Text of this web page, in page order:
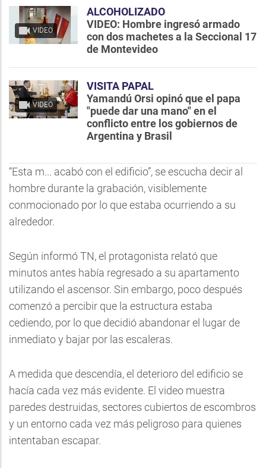
VIDEO
ALCOHOLIZADO
VIDEO: Hombre ingresó armado
con dos machetes a la Seccional 17
de Montevideo
VIDEO
VISITA PAPAL
Yamandú Orsi opinó que el papa
"puede dar una mano" en el
conflicto entre los gobiernos de
Argentina y Brasil
“Esta m... acabó con el edificio”, se escucha decir al
hombre durante la grabación, visiblemente
conmocionado por lo que estaba ocurriendo a su
alrededor.
Según informó TN, el protagonista relató que
minutos antes había regresado a su apartamento
utilizando el ascensor. Sin embargo, poco después
comenzó a percibir que la estructura estaba
cediendo, por lo que decidió abandonar el lugar de
inmediato y bajar por las escaleras.
A medida que descendía, el deterioro del edificio se
hacía cada vez más evidente. El video muestra
paredes destruidas, sectores cubiertos de escombros
y un entorno cada vez más peligroso para quienes
intentaban escapar.